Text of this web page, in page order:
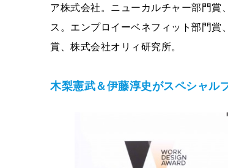
ア株式会社。ニューカルチャー部門賞
ス。エンプロイーベネフィット部門賞
賞、株式会社オリィ研究所。
木梨憲武＆伊藤淳史がスペシャル